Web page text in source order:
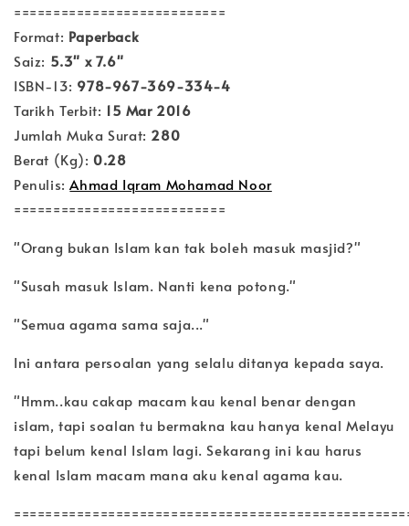
===========================
Format: Paperback
Saiz: 5.3" x 7.6"
ISBN-13: 978-967-369-334-4
Tarikh Terbit: 15 Mar 2016
Jumlah Muka Surat: 280
Berat (Kg):0.28
Penulis:Ahmad Iqram Mohamad Noor
===========================
"Orang bukan Islam kan tak boleh masuk masjid?"
"Susah masuk Islam. Nanti kena potong."
"Semua agama sama saja..."
Ini antara persoalan yang selalu ditanya kepada saya.
"Hmm..kau cakap macam kau kenal benar dengan
islam, tapi soalan tu bermakna kau hanya kenal Melayu
tapi belum kenal Islam lagi. Sekarang ini kau harus
kenal Islam macam mana aku kenal agama kau.